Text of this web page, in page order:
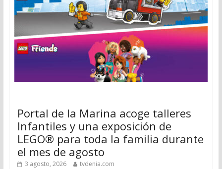
Portal de la Marina acoge talleres
Infantiles y una exposición de
LEGO® para toda la familia durante
el mes de agosto
3 agosto, 2026 tvdenia.com